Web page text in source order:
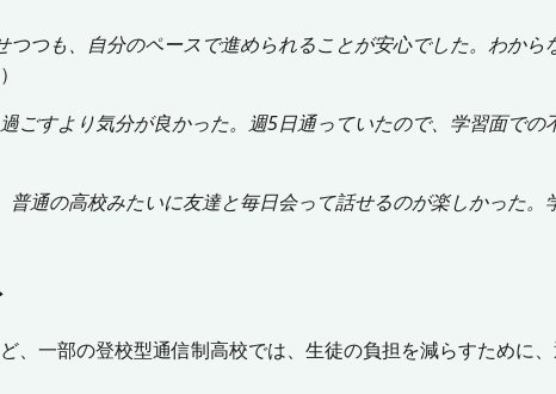
つつも、自分のペースで進められることが安心でした。わか
ごすより気分が良かった。週5日通っていたので、学習面で
普通の高校みたいに友達と毎日会って話せるのが楽しかった
、一部の登校型通信制高校では、生徒の負担を減らすために